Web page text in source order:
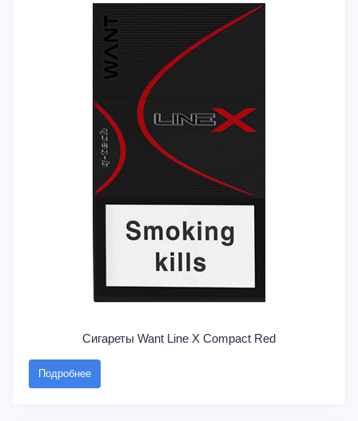
Сигареты Want Line X Compact Red
Подробнее